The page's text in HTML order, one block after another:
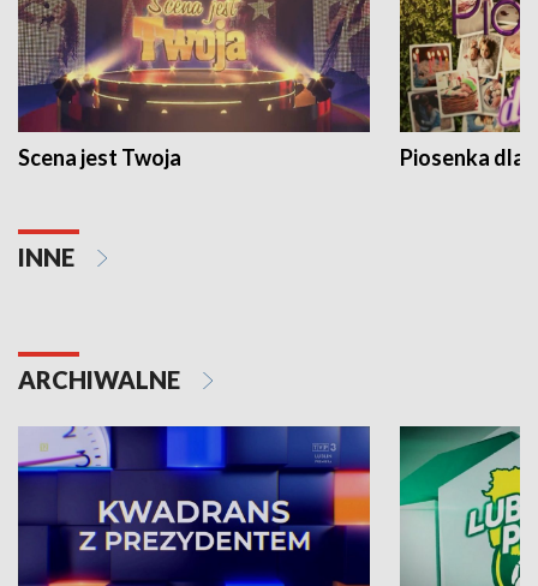
Scena jest Twoja Piosenka dla
INNE
ARCHIWALNE